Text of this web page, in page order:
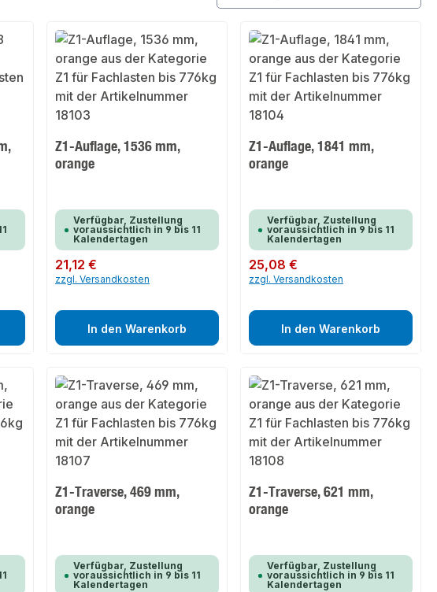
Z1-Auflage, 1536 mm,
orange
Verfügbar, Zustellung
voraussichtlich in 9 bis 11
Kalendertagen
Regulärer Preis:
21,12 €
zzgl. Versandkosten
In den Warenkorb
Z1-Auflage, 1841 mm,
orange
Verfügbar, Zustellung
voraussichtlich in 9 bis 11
Kalendertagen
Regulärer Preis:
25,08 €
zzgl. Versandkosten
In den Warenkorb
Z1-Traverse, 469 mm,
orange
Verfügbar, Zustellung
voraussichtlich in 9 bis 11
Kalendertagen
Z1-Traverse, 621 mm,
orange
Verfügbar, Zustellung
voraussichtlich in 9 bis 11
Kalendertagen